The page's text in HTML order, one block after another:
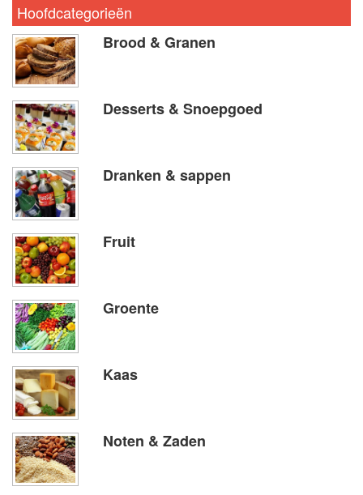
Hoofdcategorieën
Brood & Granen
Desserts & Snoepgoed
Dranken & sappen
Fruit
Groente
Kaas
Noten & Zaden